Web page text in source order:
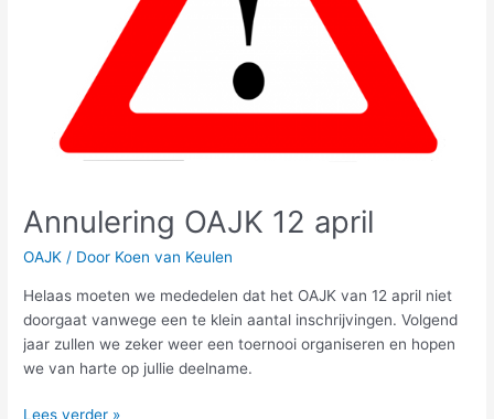
Annulering OAJK 12 april
OAJK / Door Koen van Keulen
Helaas moeten we mededelen dat het OAJK van 12 april niet
doorgaat vanwege een te klein aantal inschrijvingen. Volgend
jaar zullen we zeker weer een toernooi organiseren en hopen
we van harte op jullie deelname.
Lees verder »